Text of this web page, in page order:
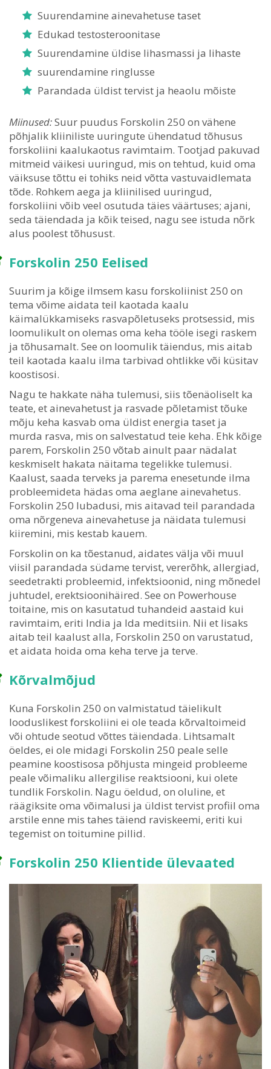
Suurendamine ainevahetuse taset
Edukad testosteroonitase
Suurendamine üldise lihasmassi ja lihaste
suurendamine ringlusse
Parandada üldist tervist ja heaolu mõiste
Miinused:Suur puudus Forskolin 250 on vähene
põhjalik kliiniliste uuringute ühendatud tõhusus
forskoliini kaalukaotus ravimtaim. Tootjad pakuvad
mitmeid väikesi uuringud, mis on tehtud, kuid oma
väiksuse tõttu ei tohiks neid võtta vastuvaidlemata
tõde. Rohkem aega ja kliinilised uuringud,
forskoliini võib veel osutuda täies väärtuses; ajani,
seda täiendada ja kõik teised, nagu see istuda nõrk
alus poolest tõhusust.
Forskolin 250 Eelised
Suurim ja kõige ilmsem kasu forskoliinist 250 on
tema võime aidata teil kaotada kaalu
käimalükkamiseks rasvapõletuseks protsessid, mis
loomulikult on olemas oma keha tööle isegi raskem
ja tõhusamalt. See on loomulik täiendus, mis aitab
teil kaotada kaalu ilma tarbivad ohtlikke või küsitav
koostisosi.
Nagu te hakkate näha tulemusi, siis tõenäoliselt ka
teate, et ainevahetust ja rasvade põletamist tõuke
mõju keha kasvab oma üldist energia taset ja
murda rasva, mis on salvestatud teie keha. Ehk kõige
parem, Forskolin 250 võtab ainult paar nädalat
keskmiselt hakata näitama tegelikke tulemusi.
Kaalust, saada terveks ja parema enesetunde ilma
probleemideta hädas oma aeglane ainevahetus.
Forskolin 250 lubadusi, mis aitavad teil parandada
oma nõrgeneva ainevahetuse ja näidata tulemusi
kiiremini, mis kestab kauem.
Forskolin on ka tõestanud, aidates välja või muul
viisil parandada südame tervist, vererõhk, allergiad,
seedetrakti probleemid, infektsioonid, ning mõnedel
juhtudel, erektsioonihäired. See on Powerhouse
toitaine, mis on kasutatud tuhandeid aastaid kui
ravimtaim, eriti India ja Ida meditsiin. Nii et lisaks
aitab teil kaalust alla, Forskolin 250 on varustatud,
et aidata hoida oma keha terve ja terve.
Kõrvalmõjud
Kuna Forskolin 250 on valmistatud täielikult
looduslikest forskoliini ei ole teada kõrvaltoimeid
või ohtude seotud võttes täiendada. Lihtsamalt
öeldes, ei ole midagi Forskolin 250 peale selle
peamine koostisosa põhjusta mingeid probleeme
peale võimaliku allergilise reaktsiooni, kui olete
tundlik Forskolin. Nagu öeldud, on oluline, et
räägiksite oma võimalusi ja üldist tervist profiil oma
arstile enne mis tahes täiend raviskeemi, eriti kui
tegemist on toitumine pillid.
Forskolin 250 Klientide ülevaated